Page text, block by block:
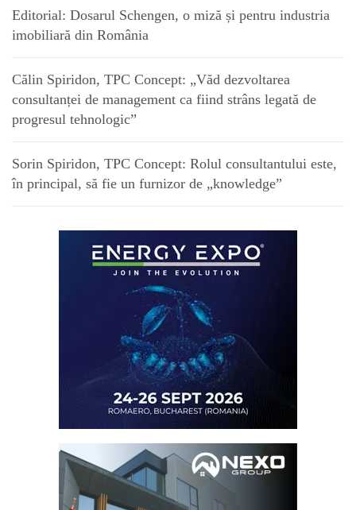
Editorial: Dosarul Schengen, o miză și pentru industria
imobiliară din România
Călin Spiridon, TPC Concept: „Văd dezvoltarea
consultanței de management ca fiind strâns legată de
progresul tehnologic”
Sorin Spiridon, TPC Concept: Rolul consultantului este,
în principal, să fie un furnizor de „knowledge”